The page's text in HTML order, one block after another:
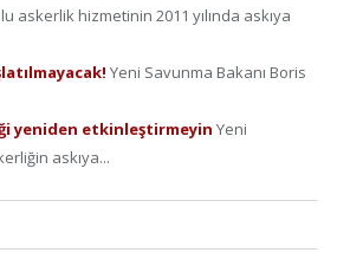
askerlik hizmetinin 2011 yılında askıya
Yeni Savunma Bakanı Boris
yeniden etkinleştirmeyin Yeni
askıya...